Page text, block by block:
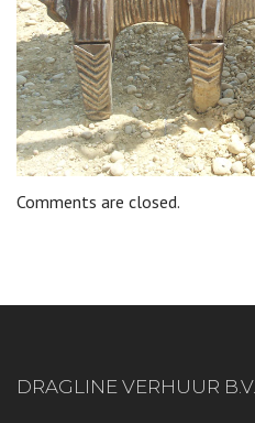
Comments are closed.
DRAGLINE VERHUUR B.V.